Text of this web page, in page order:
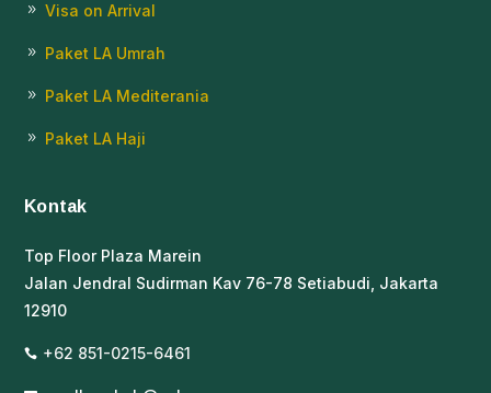
9 Visa on Arrival
9 Paket LA Umrah
9 Paket LA Mediterania
9 Paket LA Haji
Kontak
Top Floor Plaza Marein
Jalan Jendral Sudirman Kav 76-78 Setiabudi, Jakarta
12910
 +62 851-0215-6461